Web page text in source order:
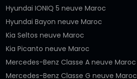
Hyundai IONIQ 5 neuve Maroc
Hyundai Bayon neuve Maroc
Kia Seltos neuve Maroc
Kia Picanto neuve Maroc
Mercedes-Benz Classe A neuve Maroc
Mercedes-Benz Classe G neuve Maroc